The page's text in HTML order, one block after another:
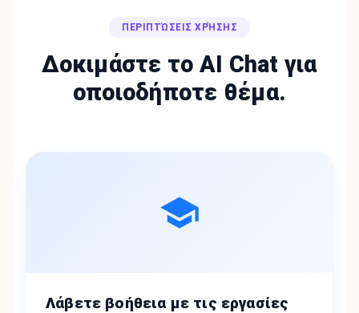
ΠΕΡΙΠΤΏΣΕΙΣ ΧΡΉΣΗΣ
Δοκιμάστε το AI Chat για
οποιοδήποτε θέμα.
Λάβετε βοήθεια με τις εργασίες